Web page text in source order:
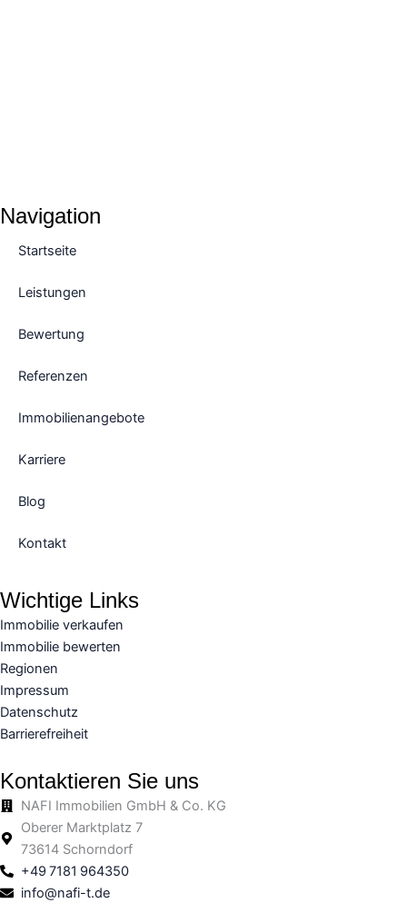
Navigation
Startseite
Leistungen
Bewertung
Referenzen
Immobilienangebote
Karriere
Blog
Kontakt
Wichtige Links
Immobilie verkaufen
Immobilie bewerten
Regionen
Impressum
Datenschutz
Barrierefreiheit
Kontaktieren Sie uns
NAFI Immobilien GmbH & Co. KG
Oberer Marktplatz 7
73614 Schorndorf
+49 7181 964350
info@nafi-t.de